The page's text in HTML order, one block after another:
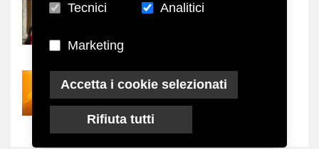
31/07/2026
il valore di...
30/07/2026
Nove anni dopo la
“grande cecità”: la...
Tecnici Analitici
Marketing
Accetta i cookie selezionati
Rifiuta tutti